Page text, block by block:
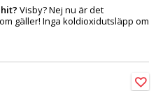
Visby? Nej nu är det
gäller! Inga koldioxidutsläpp om